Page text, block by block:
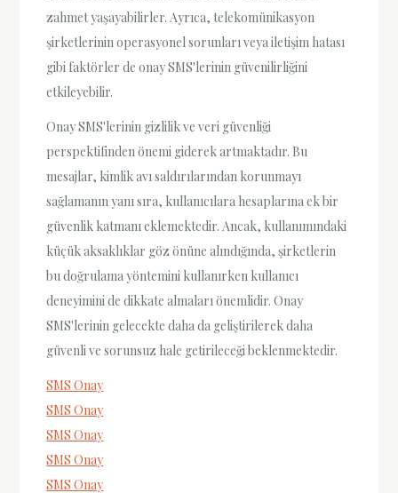
zahmet yaşayabilirler. Ayrıca, telekomünikasyon
şirketlerinin operasyonel sorunları veya iletişim hatası
gibi faktörler de onay SMS'lerinin güvenilirliğini
etkileyebilir.
Onay SMS'lerinin gizlilik ve veri güvenliği
perspektifinden önemi giderek artmaktadır. Bu
mesajlar, kimlik avı saldırılarından korunmayı
sağlamanın yanı sıra, kullanıcılara hesaplarına ek bir
güvenlik katmanı eklemektedir. Ancak, kullanımındaki
küçük aksaklıklar göz önüne alındığında, şirketlerin
bu doğrulama yöntemini kullanırken kullanıcı
deneyimini de dikkate almaları önemlidir. Onay
SMS'lerinin gelecekte daha da geliştirilerek daha
güvenli ve sorunsuz hale getirileceği beklenmektedir.
SMS Onay
SMS Onay
SMS Onay
SMS Onay
SMS Onay